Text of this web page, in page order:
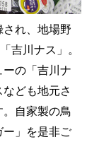
れ、地場野
吉川ナス」。
ーの「吉川ナ
ども地元さ
自家製の鳥
」を是非ご